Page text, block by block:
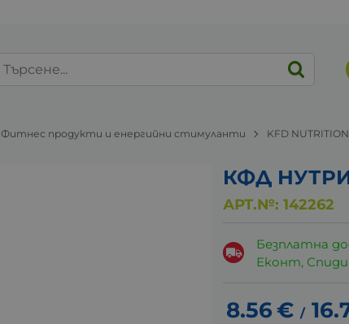
Фитнес продукти и енергийни стимуланти KFD NUTRITION
КФД
АРТ.№: 142262
Безплатна
Еконт, Спиди
8.56€ /